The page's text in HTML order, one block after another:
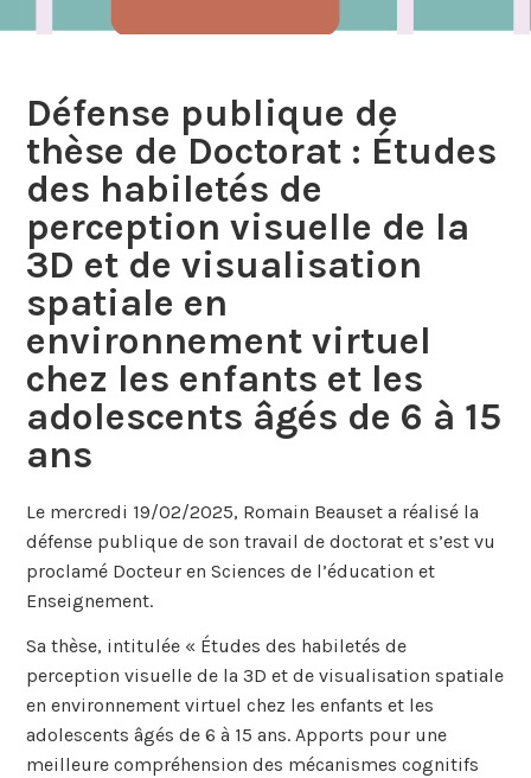
Défense publique de
thèse de Doctorat : Études
des habiletés de
perception visuelle de la
3D et de visualisation
spatiale en
environnement virtuel
chez les enfants et les
adolescents âgés de 6 à 15
ans
Le mercredi 19/02/2025, Romain Beauset a réalisé la
défense publique de son travail de doctorat et s’est vu
proclamé Docteur en Sciences de l’éducation et
Enseignement.
Sa thèse, intitulée « Études des habiletés de
perception visuelle de la 3D et de visualisation spatiale
en environnement virtuel chez les enfants et les
adolescents âgés de 6 à 15 ans. Apports pour une
meilleure compréhension des mécanismes cognitifs